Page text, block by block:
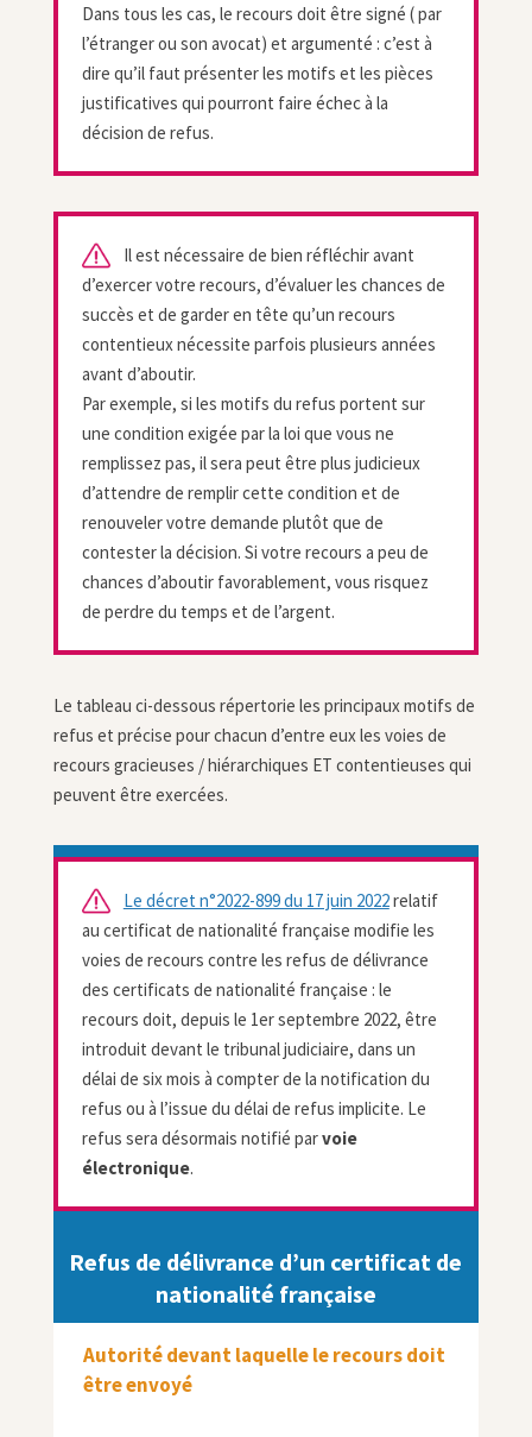
Dans tous les cas, le recours doit être signé ( par
l’étranger ou son avocat) et argumenté : c’est à
dire qu’il faut présenter les motifs et les pièces
justificatives qui pourront faire échec à la
décision de refus.
Il est nécessaire de bien réfléchir avant
d’exercer votre recours, d’évaluer les chances de
succès et de garder en tête qu’un recours
contentieux nécessite parfois plusieurs années
avant d’aboutir.
Par exemple, si les motifs du refus portent sur
une condition exigée par la loi que vous ne
remplissez pas, il sera peut être plus judicieux
d’attendre de remplir cette condition et de
renouveler votre demande plutôt que de
contester la décision. Si votre recours a peu de
chances d’aboutir favorablement, vous risquez
de perdre du temps et de l’argent.
Le tableau ci-dessous répertorie les principaux motifs de
refus et précise pour chacun d’entre eux les voies de
recours gracieuses / hiérarchiques ET contentieuses qui
peuvent être exercées.
Le décret n°2022-899 du 17 juin 2022relatif
au certificat de nationalité française modifie les
voies de recours contre les refus de délivrance
des certificats de nationalité française : le
recours doit, depuis le 1er septembre 2022, être
introduit devant le tribunal judiciaire, dans un
délai de six mois à compter de la notification du
refus ou à l’issue du délai de refus implicite. Le
refus sera désormais notifié parvoie
électronique.
Refus de délivrance d’un certificat de
nationalité française
Autorité devant laquelle le recours doit
être envoyé